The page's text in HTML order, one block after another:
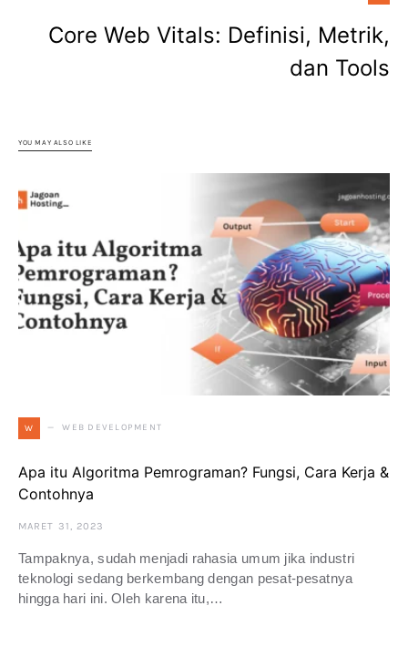
Core Web Vitals: Definisi, Metrik,
dan Tools
YOU MAY ALSO LIKE
W WEB DEVELOPMENT
Apa itu Algoritma Pemrograman? Fungsi, Cara Kerja &
Contohnya
MARET 31, 2023
Tampaknya, sudah menjadi rahasia umum jika industri
teknologi sedang berkembang dengan pesat-pesatnya
hingga hari ini. Oleh karena itu,…